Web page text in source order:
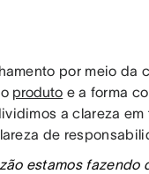
por meio da
produto e a forma
a clareza
de
estamos fazendo